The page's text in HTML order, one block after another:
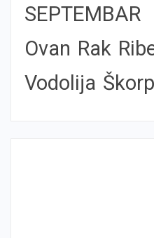
SEPTEMBAR
Ovan Rak
Vodolija